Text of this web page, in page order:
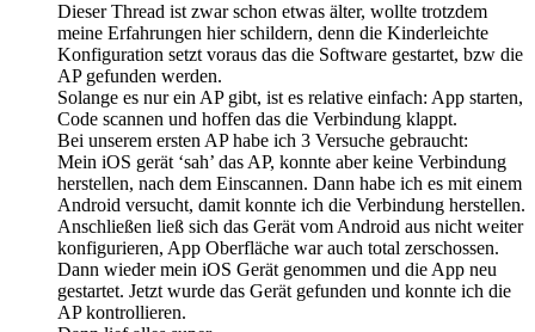
Dieser Thread ist zwar schon etwas älter, wollte trotzdem
meine Erfahrungen hier schildern, denn die Kinderleichte
Konfiguration setzt voraus das die Software gestartet, bzw die
AP gefunden werden.
Solange es nur ein AP gibt, ist es relative einfach: App starten,
Code scannen und hoffen das die Verbindung klappt.
Bei unserem ersten AP habe ich 3 Versuche gebraucht:
Mein iOS gerät ‘sah’ das AP, konnte aber keine Verbindung
herstellen, nach dem Einscannen. Dann habe ich es mit einem
Android versucht, damit konnte ich die Verbindung herstellen.
Anschließen ließ sich das Gerät vom Android aus nicht weiter
konfigurieren, App Oberfläche war auch total zerschossen.
Dann wieder mein iOS Gerät genommen und die App neu
gestartet. Jetzt wurde das Gerät gefunden und konnte ich die
AP kontrollieren.